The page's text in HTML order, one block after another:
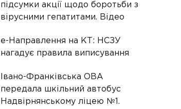
підсумки акції щодо боротьби з
вірусними гепатитами. Відео
е-Направлення на КТ: НСЗУ
нагадує правила виписування
Івано-Франківська ОВА
передала шкільний автобус
Надвірнянському ліцею №1.